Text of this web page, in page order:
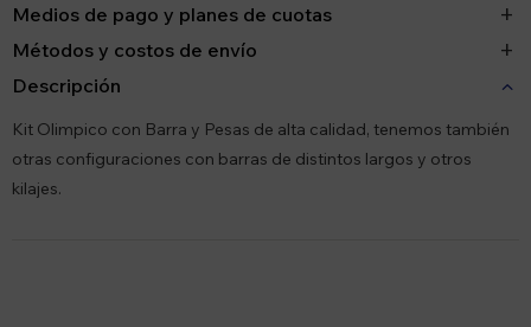
Medios de pago y planes de cuotas
Métodos y costos de envío
Descripción
Kit Olimpico con Barra y Pesas de alta calidad, tenemos también
otras configuraciones con barras de distintos largos y otros
kilajes.